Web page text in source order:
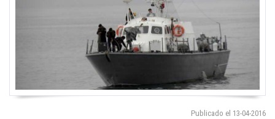
Publicado el 13-04-2016